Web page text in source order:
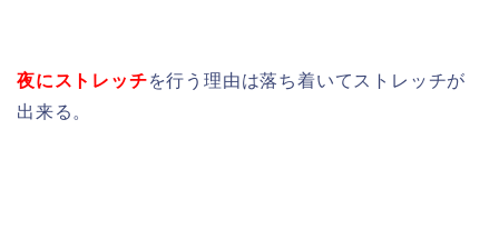
夜にストレッチを行う理由は落ち着いてストレッチが
出来る。